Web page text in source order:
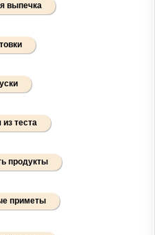
выпечка
теста
продукты
приметы